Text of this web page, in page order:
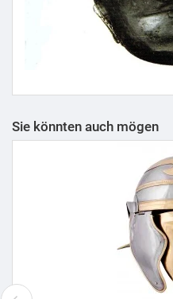
Sie könnten auch mögen